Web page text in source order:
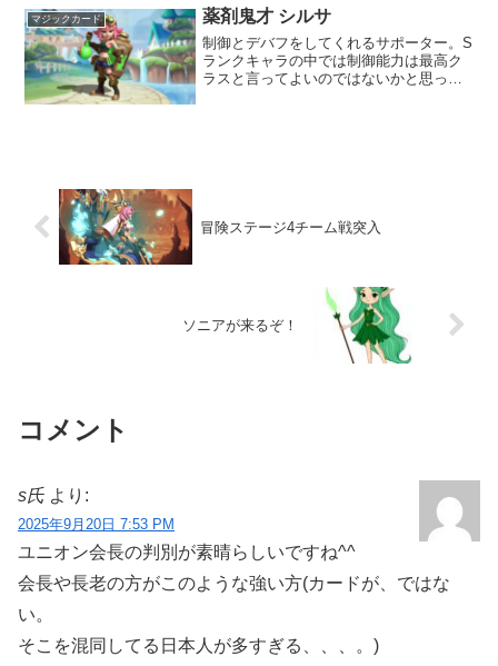
る必要があるか？いや、おちつけ。1月下
旬までの構成アヴィリ...
マジックカード 薬剤鬼才 シルサ
制御とデバフをしてくれるサポーター。S
ランクキャラの中では制御能力は最高ク
ラスと言ってよいのではないかと思って
冒険ステージ4チーム戦突入
ソニアが来るぞ！
コメント
s氏 より:
2025年9月20日 7:53 PM
ユニオン会長の判別が素晴らしいですね^^
会長や長老の方がこのような強い方(カードが、ではな
い。
そこを混同してる日本人が多すぎる、、、。)